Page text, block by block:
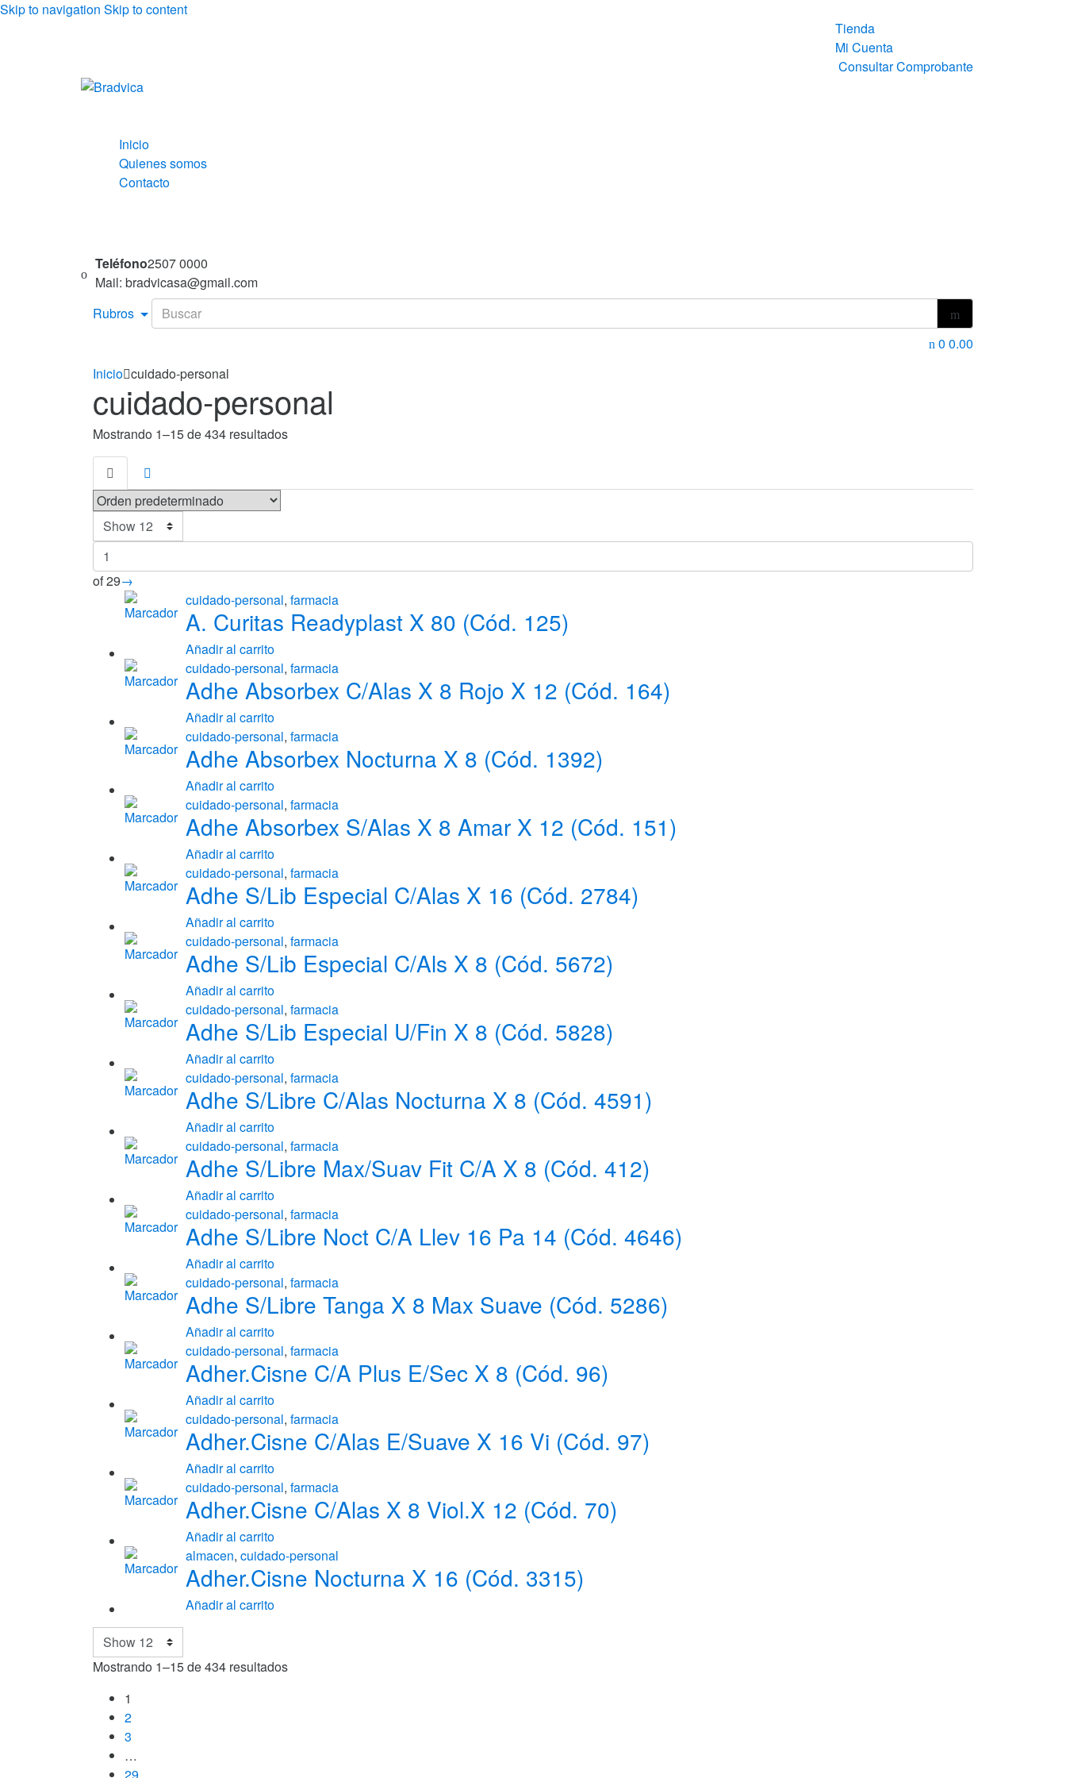
Skip to navigation Skip to content
Tienda
Mi Cuenta
Consultar Comprobante
Inicio
Quienes somos
Contacto
Teléfono2507 0000
Mail: bradvicasa@gmail.com
Rubros
Search
for:
0 0.00
Inicio cuidado-personal
cuidado-personal
Mostrando 1–15 de 434 resultados
of 29→
cuidado-personal, farmacia
A. Curitas Readyplast X 80 (Cód. 125)
Añadir al carrito
cuidado-personal, farmacia
Adhe Absorbex C/Alas X 8 Rojo X 12 (Cód. 164)
Añadir al carrito
cuidado-personal, farmacia
Adhe Absorbex Nocturna X 8 (Cód. 1392)
Añadir al carrito
cuidado-personal, farmacia
Adhe Absorbex S/Alas X 8 Amar X 12 (Cód. 151)
Añadir al carrito
cuidado-personal, farmacia
Adhe S/Lib Especial C/Alas X 16 (Cód. 2784)
Añadir al carrito
cuidado-personal, farmacia
Adhe S/Lib Especial C/Als X 8 (Cód. 5672)
Añadir al carrito
cuidado-personal, farmacia
Adhe S/Lib Especial U/Fin X 8 (Cód. 5828)
Añadir al carrito
cuidado-personal, farmacia
Adhe S/Libre C/Alas Nocturna X 8 (Cód. 4591)
Añadir al carrito
cuidado-personal, farmacia
Adhe S/Libre Max/Suav Fit C/A X 8 (Cód. 412)
Añadir al carrito
cuidado-personal, farmacia
Adhe S/Libre Noct C/A Llev 16 Pa 14 (Cód. 4646)
Añadir al carrito
cuidado-personal, farmacia
Adhe S/Libre Tanga X 8 Max Suave (Cód. 5286)
Añadir al carrito
cuidado-personal, farmacia
Adher.Cisne C/A Plus E/Sec X 8 (Cód. 96)
Añadir al carrito
cuidado-personal, farmacia
Adher.Cisne C/Alas E/Suave X 16 Vi (Cód. 97)
Añadir al carrito
cuidado-personal, farmacia
Adher.Cisne C/Alas X 8 Viol.X 12 (Cód. 70)
Añadir al carrito
almacen, cuidado-personal
Adher.Cisne Nocturna X 16 (Cód. 3315)
Añadir al carrito
Mostrando 1–15 de 434 resultados
1
2
3
…